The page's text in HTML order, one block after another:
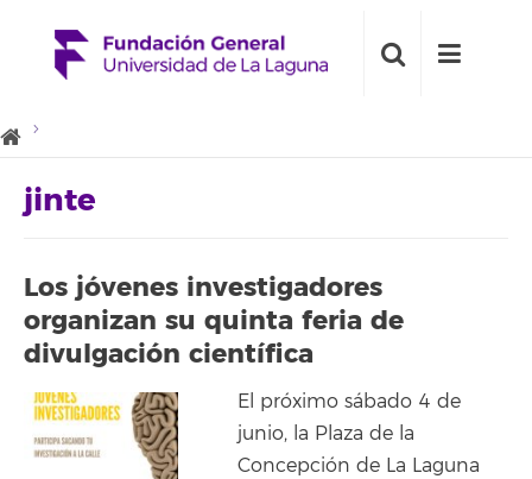
jinte
Los jóvenes investigadores
organizan su quinta feria de
divulgación científica
El próximo sábado 4 de
junio, la Plaza de la
Concepción de La Laguna